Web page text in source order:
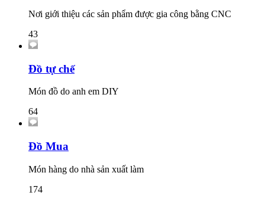
Nơi giới thiệu các sản phẩm được gia công bằng CNC
43
Đồ tự chế
Món đồ do anh em DIY
64
Đồ Mua
Món hàng do nhà sản xuất làm
174